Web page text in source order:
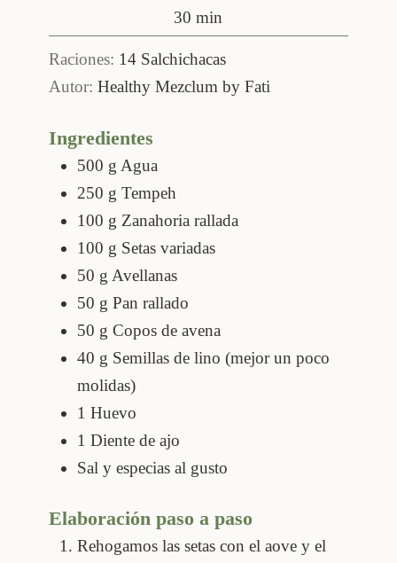
30 minutos
min
Raciones: 14 Salchichacas
Autor: Healthy Mezclum by Fati
Ingredientes
500 g Agua
250 g Tempeh
100 g Zanahoria rallada
100 g Setas variadas
50 g Avellanas
50 g Pan rallado
50 g Copos de avena
40 g Semillas de lino (mejor un poco
molidas)
1 Huevo
1 Diente de ajo
Sal y especias al gusto
Elaboración paso a paso
Rehogamos las setas con el aove y el